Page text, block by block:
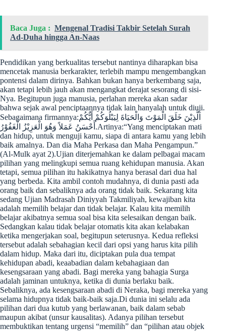
Baca Juga : Mengenal Tradisi Takbir Setelah Surah
Ad-Duha hingga An-Naas
Pendidikan yang berkualitas tersebut nantinya diharapkan bisa
mencetak manusia berkarakter, terlebih mampu mengembangkan
pontensi dalam dirinya. Bahkan bukan hanya berkembang saja,
akan tetapi lebih jauh akan mengangkat derajat sesorang di sisi-
Nya. Begitupun juga manusia, perlahan mereka akan sadar
bahwa sejak awal penciptaannya tidak lain hanyalah untuk diuji.
Sebagaimana firmannya:اَلَّذِيْنَ خَلَقَ الْمَوْتَ وَالْحَيَاةَ لِيَبْلُوَكُمْ أَيٌّكُمْ
أَحْسَنُ عَمَلاً وَهُوَ الْعَزِيْزُ الْغَفُوْرُ.Artinya:“Yang menciptakan mati
dan hidup, untuk menguji kamu, siapa di antara kamu yang lebih
baik amalnya. Dan dia Maha Perkasa dan Maha Pengampun.”
(Al-Mulk ayat 2).Ujian diterjemahkan ke dalam pelbagai macam
pilihan yang melingkupi semua ruang kehidupan manusia. Akan
tetapi, semua pilihan itu hakikatnya hanya berasal dari dua hal
yang berbeda. Kita ambil contoh mudahnya, di dunia pasti ada
orang baik dan sebaliknya ada orang tidak baik. Sekarang kita
sedang Ujian Madrasah Diniyyah Takmiliyah, kewajiban kita
adalah memilih belajar dan tidak belajar. Kalau kita memilih
belajar akibatnya semua soal bisa kita selesaikan dengan baik.
Sedangkan kalau tidak belajar otomatis kita akan kelabakan
ketika mengerjakan soal, begitupun seterusnya. Kedua refleksi
tersebut adalah sebahagian kecil dari opsi yang harus kita pilih
dalam hidup. Maka dari itu, diciptakan pula dua tempat
kehidupan abadi, keaabadian dalam kebahagiaan dan
kesengsaraan yang abadi. Bagi mereka yang bahagia Surga
adalah jaminan untuknya, ketika di dunia berlaku baik.
Sebaliknya, ada kesengsaraan abadi di Neraka, bagi mereka yang
selama hidupnya tidak baik-baik saja.Di dunia ini selalu ada
pilihan dari dua kutub yang berlawanan, baik dalam sebab
maupun akibat (unsur kausalitas). Adanya pilihan tersebut
membuktikan tentang urgensi “memilih” dan “pilihan atau objek